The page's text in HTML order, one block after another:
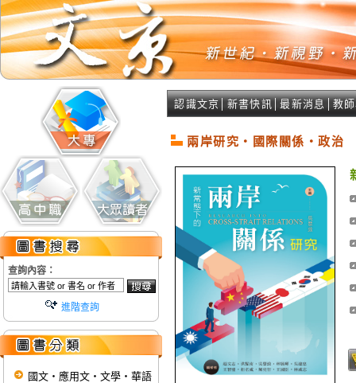
查詢內容：
進階查詢
國文‧應用文‧文學‧華語
認識文京 新書快訊 │最新消息 教
兩岸研究‧國際關係‧政治